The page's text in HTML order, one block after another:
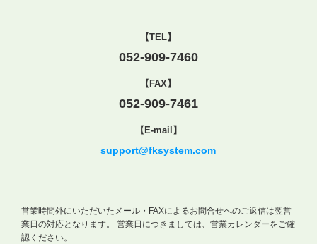
【TEL】
052-909-7460
【FAX】
052-909-7461
【E-mail】
support@fksystem.com
営業時間外にいただいたメール・FAXによるお問合せへのご返信は翌営
業日の対応となります。
営業日につきましては、営業カレンダーをご確
認ください。